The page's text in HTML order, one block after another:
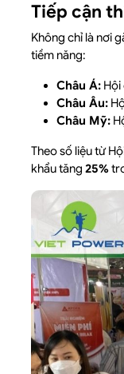
Tiếp cận
Không chỉ là nơi
tiềm năng:
Châu Á: Hội
Châu Âu:
Châu Mỹ:
Theo số liệu từ
khẩu tăng 25%